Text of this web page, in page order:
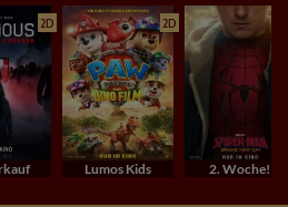
2D 2D
Lumos Kids 2. Woche!